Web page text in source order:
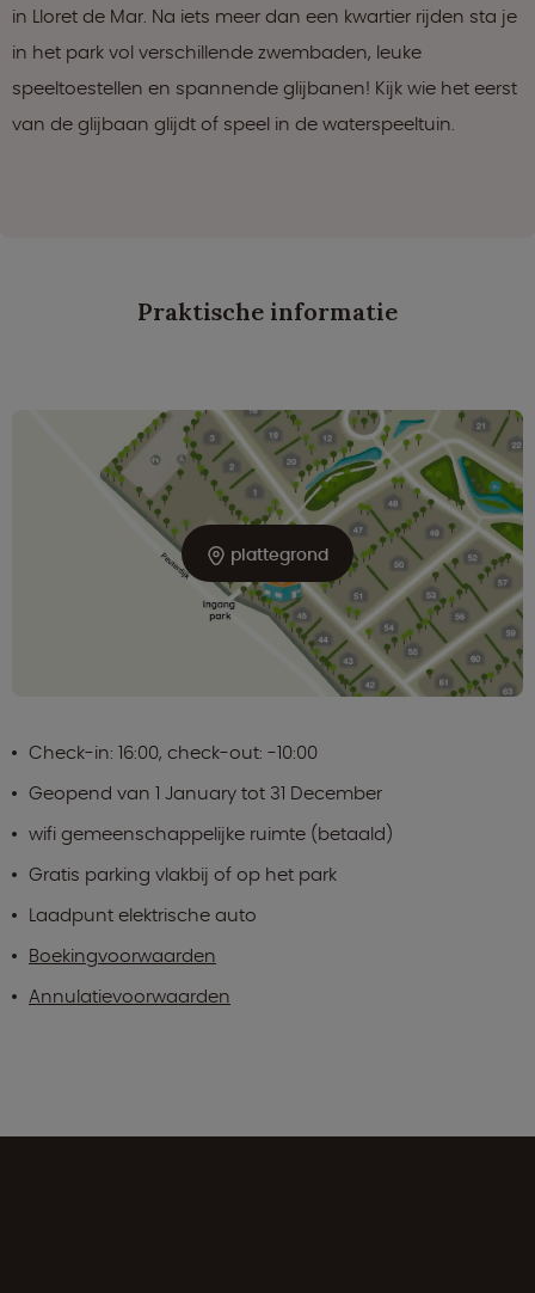
in Lloret de Mar. Na iets meer dan een kwartier rijden sta je
in het park vol verschillende zwembaden, leuke
speeltoestellen en spannende glijbanen! Kijk wie het eerst
van de glijbaan glijdt of speel in de waterspeeltuin.
Praktische informatie
plattegrond
Check-in: 16:00, check-out: -10:00
Geopend van 1 January tot 31 December
wifi gemeenschappelijke ruimte (betaald)
Gratis parking vlakbij of op het park
Laadpunt elektrische auto
Boekingvoorwaarden
Annulatievoorwaarden